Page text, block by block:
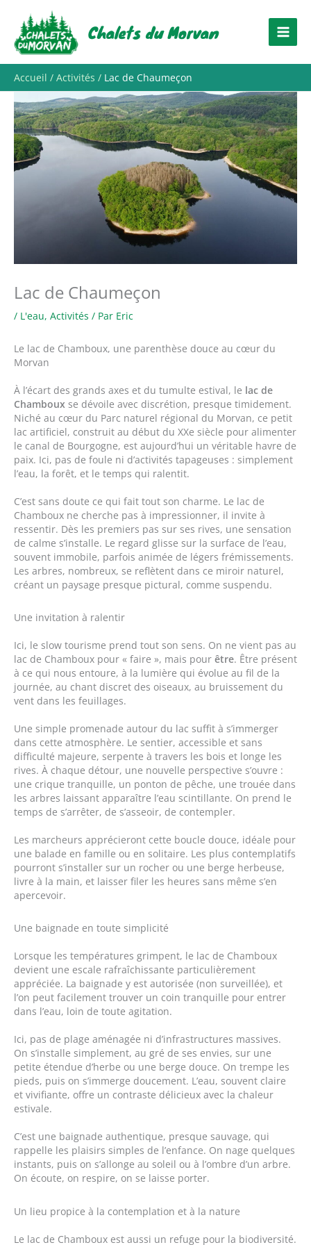
contenu
Chalets du Morvan
Accueil Activités Lac de Chaumeçon
Lac de Chaumeçon
/ L'eau, Activités / Par Eric
Le lac de Chamboux, une parenthèse douce au cœur du
Morvan
À l’écart des grands axes et du tumulte estival, le lac de
Chamboux se dévoile avec discrétion, presque timidement.
Niché au cœur du Parc naturel régional du Morvan, ce petit
lac artificiel, construit au début du XXe siècle pour alimenter
le canal de Bourgogne, est aujourd’hui un véritable havre de
paix. Ici, pas de foule ni d’activités tapageuses : simplement
l’eau, la forêt, et le temps qui ralentit.
C’est sans doute ce qui fait tout son charme. Le lac de
Chamboux ne cherche pas à impressionner, il invite à
ressentir. Dès les premiers pas sur ses rives, une sensation
de calme s’installe. Le regard glisse sur la surface de l’eau,
souvent immobile, parfois animée de légers frémissements.
Les arbres, nombreux, se reflètent dans ce miroir naturel,
créant un paysage presque pictural, comme suspendu.
Une invitation à ralentir
Ici, le slow tourisme prend tout son sens. On ne vient pas au
lac de Chamboux pour « faire », mais pour être. Être présent
à ce qui nous entoure, à la lumière qui évolue au fil de la
journée, au chant discret des oiseaux, au bruissement du
vent dans les feuillages.
Une simple promenade autour du lac suffit à s’immerger
dans cette atmosphère. Le sentier, accessible et sans
difficulté majeure, serpente à travers les bois et longe les
rives. À chaque détour, une nouvelle perspective s’ouvre :
une crique tranquille, un ponton de pêche, une trouée dans
les arbres laissant apparaître l’eau scintillante. On prend le
temps de s’arrêter, de s’asseoir, de contempler.
Les marcheurs apprécieront cette boucle douce, idéale pour
une balade en famille ou en solitaire. Les plus contemplatifs
pourront s’installer sur un rocher ou une berge herbeuse,
livre à la main, et laisser filer les heures sans même s’en
apercevoir.
Une baignade en toute simplicité
Lorsque les températures grimpent, le lac de Chamboux
devient une escale rafraîchissante particulièrement
appréciée. La baignade y est autorisée (non surveillée), et
l’on peut facilement trouver un coin tranquille pour entrer
dans l’eau, loin de toute agitation.
Ici, pas de plage aménagée ni d’infrastructures massives.
On s’installe simplement, au gré de ses envies, sur une
petite étendue d’herbe ou une berge douce. On trempe les
pieds, puis on s’immerge doucement. L’eau, souvent claire
et vivifiante, offre un contraste délicieux avec la chaleur
estivale.
C’est une baignade authentique, presque sauvage, qui
rappelle les plaisirs simples de l’enfance. On nage quelques
instants, puis on s’allonge au soleil ou à l’ombre d’un arbre.
On écoute, on respire, on se laisse porter.
Un lieu propice à la contemplation et à la nature
Le lac de Chamboux est aussi un refuge pour la biodiversité.